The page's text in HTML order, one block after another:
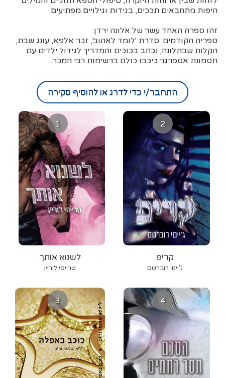
היפות מתחבאים תככים, בגידות וגילויים מפתיעים.
זהו ספרה האחד עשר של אלונה ירדן.
ספריה הקודמים: סדרת 'לומד לאהוב', זכר אלפא, עונג שבת,
הקלות שבתלונה, נכתב בכוכים והמדריך לגידול ילדים עם
תסמונת אספרגר כיכבו כולם ברשימות רבי המכר.
התחבר/י כדי לדרג או להוסיף סקירה
1
לשנוא אותך
טרייסי לוריין
2
קריפ
ג’יימי רוברטס
3 4